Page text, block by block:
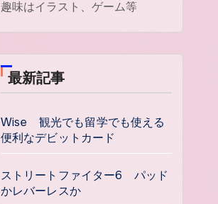
趣味はイラスト、ゲーム等
最新記事
Wise 観光でも留学でも使える
便利なデビットカード
ストリートファイター6 パッド
かレバーレスか